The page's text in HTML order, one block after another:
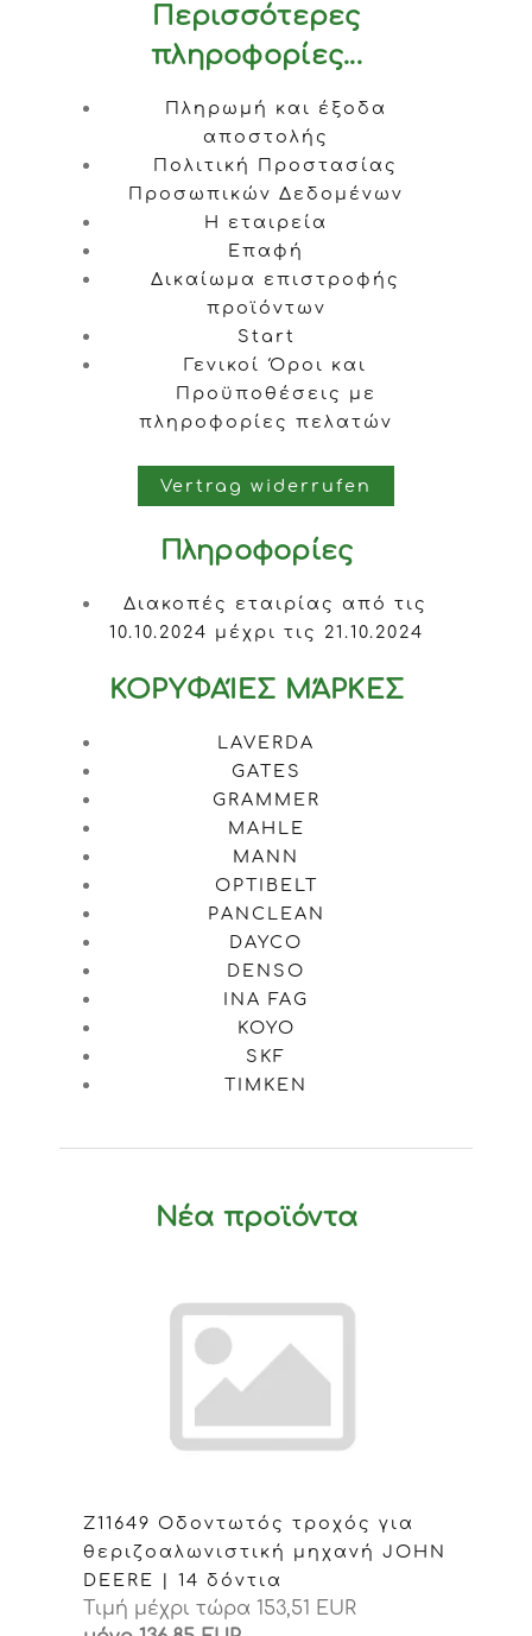
Περισσότερες
πληροφορίες...
Πληρωμή και έξοδα
αποστολής
Πολιτική Προστασίας
Προσωπικών Δεδομένων
Η εταιρεία
Επαφή
Δικαίωμα επιστροφής
προϊόντων
Start
Γενικοί Όροι και
Προϋποθέσεις με
πληροφορίες πελατών
Vertrag widerrufen
Πληροφορίες
Διακοπές εταιρίας από τις
10.10.2024 μέχρι τις 21.10.2024
ΚΟΡΥΦΑΊΕΣ ΜΆΡΚΕΣ
LAVERDA
GATES
GRAMMER
MAHLE
MANN
OPTIBELT
PANCLEAN
DAYCO
DENSO
INA FAG
KOYO
SKF
TIMKEN
Νέα προϊόντα
Z11649 Οδοντωτός τροχός για
θεριζοαλωνιστική μηχανή JOHN
DEERE | 14 δόντια
Τιμή μέχρι τώρα 153,51 EUR